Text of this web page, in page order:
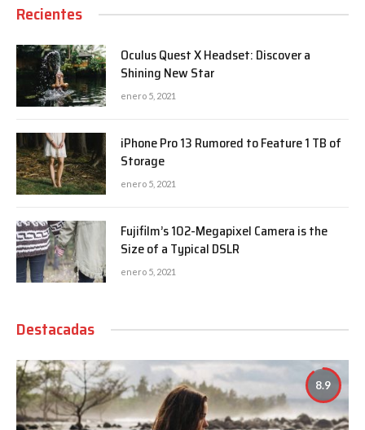
Recientes
Oculus Quest X Headset: Discover a
Shining New Star
enero 5, 2021
iPhone Pro 13 Rumored to Feature 1 TB of
Storage
enero 5, 2021
Fujifilm’s 102-Megapixel Camera is the
Size of a Typical DSLR
enero 5, 2021
Destacadas
8.9